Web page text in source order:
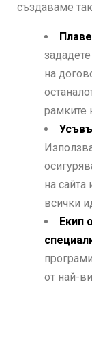
създаваме
на
рамките
на сайта
всички
Екип
от най-